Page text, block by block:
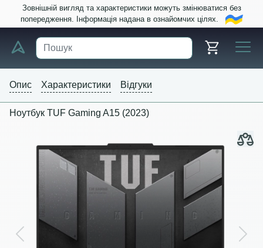
Зовнішній вигляд та характеристики можуть змінюватися без
попередження. Інформація надана в ознайомчих цілях.
Опис Характеристики Відгуки
Ноутбук TUF Gaming A15 (2023)
Previous Next